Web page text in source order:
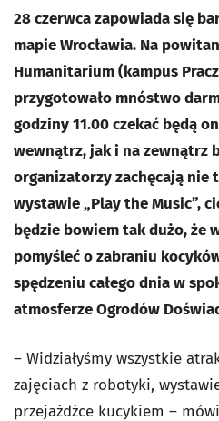
28 czerwca zapowiada się
mapie Wrocławia. Na
Humanitarium (kampus
przygotowało mnóstwo
godziny 11.00 czekać będą
wewnątrz, jak i na zewnątrz
organizatorzy zachęcają nie
wystawie „Play the Music”,
będzie bowiem tak dużo, że
pomyśleć o zabraniu
spędzeniu całego dnia w
atmosferze Ogrodów
– Widziałyśmy wszystkie
zajęciach z robotyki,
przejażdżce kucykiem –